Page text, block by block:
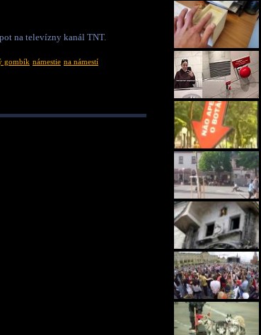
na televízny kanál TNT.
gombík námestie na námestí